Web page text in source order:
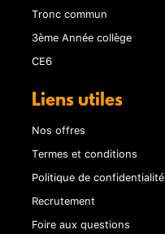
Tronc commun
3ème Année collège
CE6
Liens utiles
Nos offres
Termes et conditions
Politique de confidentialité
Recrutement
Foire aux questions